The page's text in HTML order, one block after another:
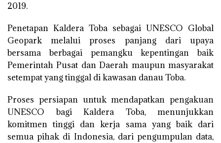
2019.
Penetapan Kaldera Toba sebagai UNESCO Global
Geopark melalui proses panjang dari upaya
bersama berbagai pemangku kepentingan baik
Pemerintah Pusat dan Daerah maupun masyarakat
setempat yang tinggal di kawasan danau Toba.
Proses persiapan untuk mendapatkan pengakuan
UNESCO bagi Kaldera Toba, menunjukkan
komitmen tinggi dan kerja sama yang baik dari
semua pihak di Indonesia, dari pengumpulan data,